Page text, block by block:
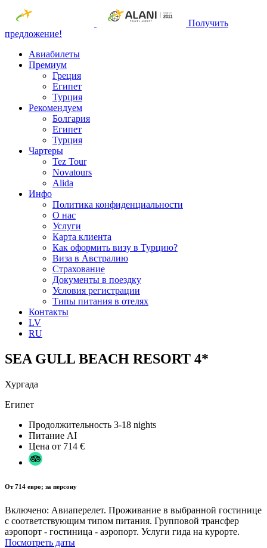
Получить
предложение!
Авиабилеты
Премиум
Греция
Египет
Турция
Рекомендуем
Болгария
Египет
Турция
Чартеры
Tez Tour
Novatours
Alida
Инфо
Политика конфиденциальности
О нас
Услуги
Карта клиента
Как оформить визу в Турцию?
Виза в Австралию
Страхование
Документы в поездку
Условия регистрации
Типы питания в отелях
Контакты
LV
RU
SEA GULL BEACH RESORT 4*
Хургада
Египет
Продолжительность 3-18 nights
Питание AI
Цена от 714 €
От 714 евро; за персону
Включено: Авиаперелет. Проживание в выбранной гостинице
с соответствующим типом питания. Групповой трансфер
аэропорт - гостиница - аэропорт. Услуги гида на курорте.
Посмотреть даты